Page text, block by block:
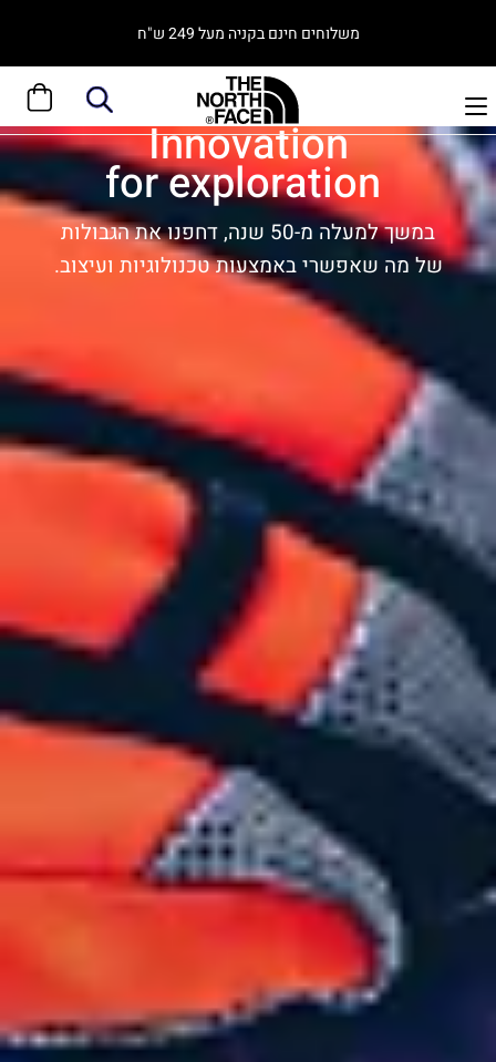
משלוחים חינם בקניה מעל 249 ש"ח
Innovation
for exploration
במשך למעלה מ-50 שנה, דחפנו את הגבולות
של מה שאפשרי באמצעות טכנולוגיות ועיצוב.